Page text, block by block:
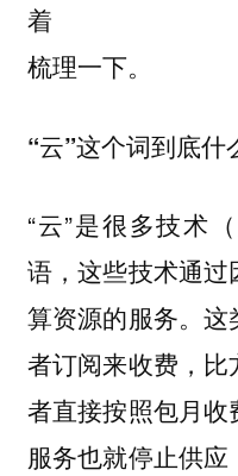
着
梳理一下。
“云”这个词到底什
“云”是很多技术
语，这些技术通
算资源的服务。
者订阅来收费，
者直接按照包月
服务也就停止供